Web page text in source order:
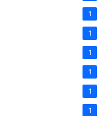
1
1
1
1
1
1